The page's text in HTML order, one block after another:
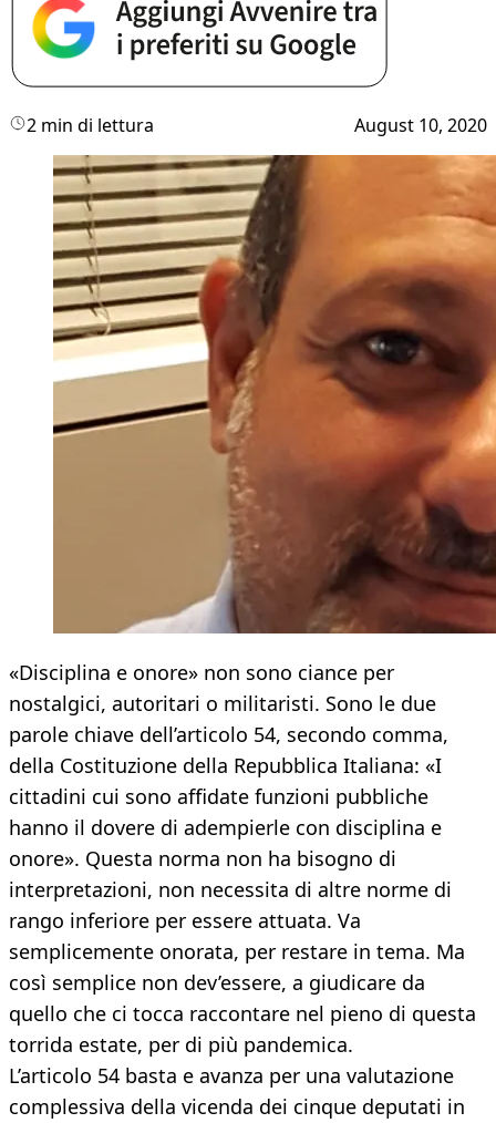
2 min di lettura August 10, 2020
«Disciplina e onore» non sono ciance per
nostalgici, autoritari o militaristi. Sono le due
parole chiave dell’articolo 54, secondo comma,
della Costituzione della Repubblica Italiana: «I
cittadini cui sono affidate funzioni pubbliche
hanno il dovere di adempierle con disciplina e
onore». Questa norma non ha bisogno di
interpretazioni, non necessita di altre norme di
rango inferiore per essere attuata. Va
semplicemente onorata, per restare in tema. Ma
così semplice non dev’essere, a giudicare da
quello che ci tocca raccontare nel pieno di questa
torrida estate, per di più pandemica.
L’articolo 54 basta e avanza per una valutazione
complessiva della vicenda dei cinque deputati in